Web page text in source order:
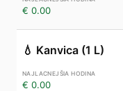
€ 0.00
💧 Kanvica (1 L)
€ 0.00